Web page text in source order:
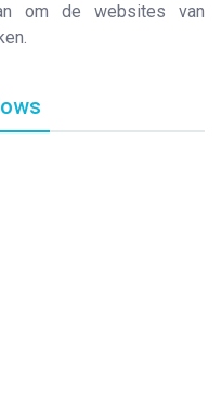
om de websites van